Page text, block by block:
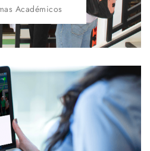
Académicos